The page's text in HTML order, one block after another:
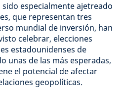
especialmente ajetreado
que representan tres
mundial de inversión, han
celebrar, elecciones
estadounidenses de
unas de las más esperadas,
el potencial de afectar
geopolíticas.